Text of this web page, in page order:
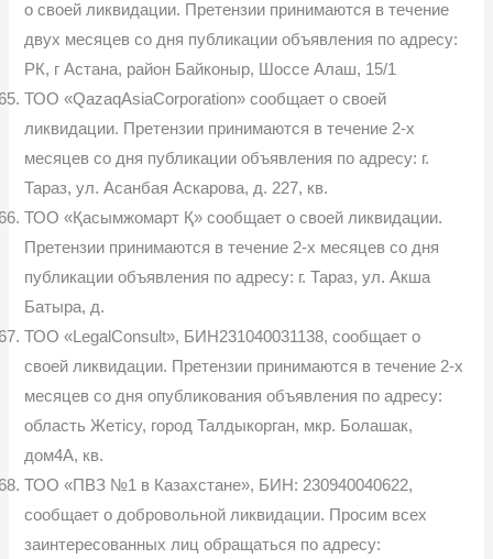
о своей ликвидации. Претензии принимаются в течение
двух месяцев со дня публи­кации объявления по адресу:
РК, г Астана, район Байконыр, Шоссе Алаш, 15/1
ТОО «QazaqAsiaCorporation» сообщает о своей
ликвидации. Пре­тензии принимаются в течение 2-х
месяцев со дня публикации объявления по адресу: г.
Тараз, ул. Асанбая Аскарова, д. 227, кв.
ТОО «Қасымжомарт Қ» сообщает о своей ликвидации.
Претензии принимаются в течение 2-х месяцев со дня
публикации объявления по адре­су: г. Тараз, ул. Акша
Батыра, д.
ТОО «LegalConsult», БИН231040031138, сообщает о
своей ликвида­ции. Претензии принимаются в течение 2-х
месяцев со дня опубликования объявления по адресу:
область Жетісу, город Талдыкорган, мкр. Болашак,
дом4А, кв.
ТОО «ПВЗ №1 в Казахстане», БИН: 230940040622,
сообщает о до­бровольной ликвидации. Просим всех
заинтересованных лиц обращаться по адресу: